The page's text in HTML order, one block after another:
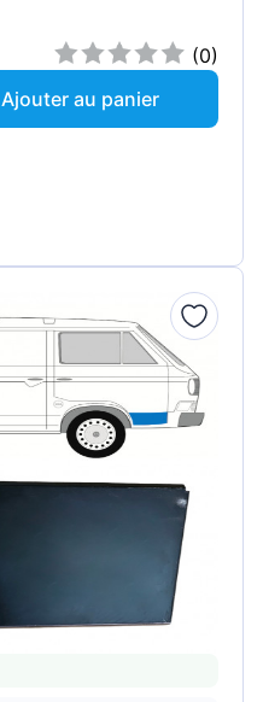
(0)
Ajouter au panier